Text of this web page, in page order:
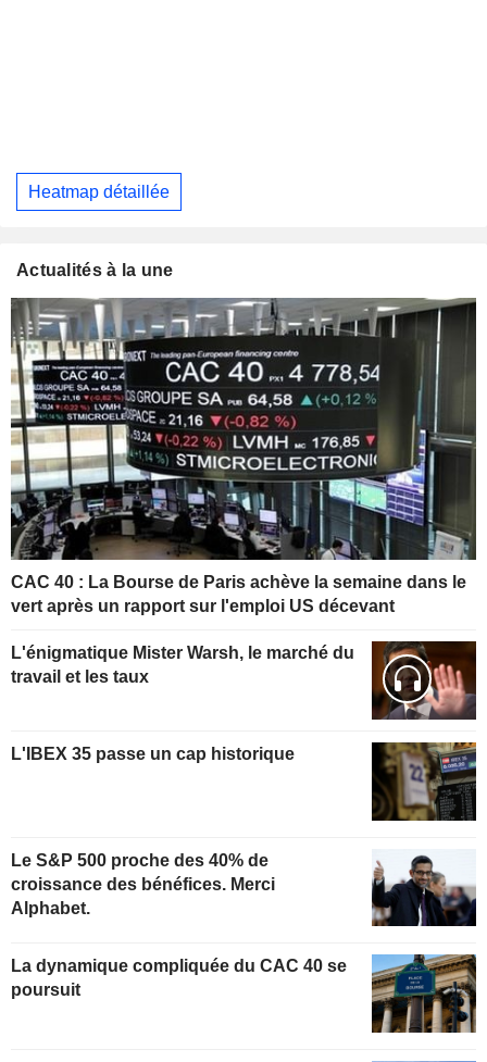
Heatmap détaillée
Actualités à la une
CAC 40 : La Bourse de Paris achève la semaine dans le
vert après un rapport sur l'emploi US décevant
L'énigmatique Mister Warsh, le marché du
travail et les taux
L'IBEX 35 passe un cap historique
Le S&P 500 proche des 40% de
croissance des bénéfices. Merci
Alphabet.
La dynamique compliquée du CAC 40 se
poursuit